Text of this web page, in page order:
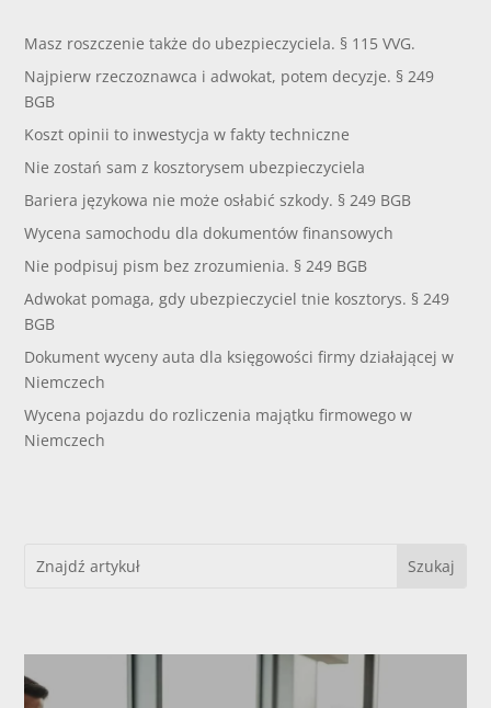
Masz roszczenie także do ubezpieczyciela. § 115 VVG.
Najpierw rzeczoznawca i adwokat, potem decyzje. § 249
BGB
Koszt opinii to inwestycja w fakty techniczne
Nie zostań sam z kosztorysem ubezpieczyciela
Bariera językowa nie może osłabić szkody. § 249 BGB
Wycena samochodu dla dokumentów finansowych
Nie podpisuj pism bez zrozumienia. § 249 BGB
Adwokat pomaga, gdy ubezpieczyciel tnie kosztorys. § 249
BGB
Dokument wyceny auta dla księgowości firmy działającej w
Niemczech
Wycena pojazdu do rozliczenia majątku firmowego w
Niemczech